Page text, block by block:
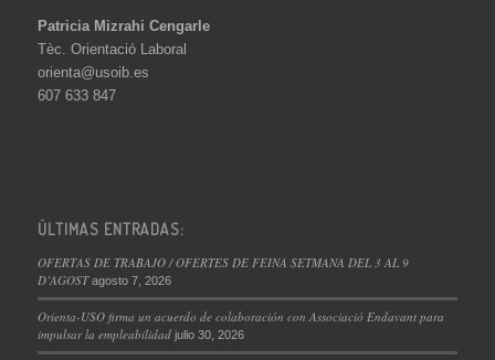
Patricia Mizrahi Cengarle
Tèc. Orientació Laboral
orienta@usoib.es
607 633 847
ÚLTIMAS ENTRADAS:
OFERTAS DE TRABAJO / OFERTES DE FEINA SETMANA DEL 3 AL 9
D’AGOST agosto 7, 2026
Orienta-USO firma un acuerdo de colaboración con Associació Endavant para
impulsar la empleabilidad julio 30, 2026